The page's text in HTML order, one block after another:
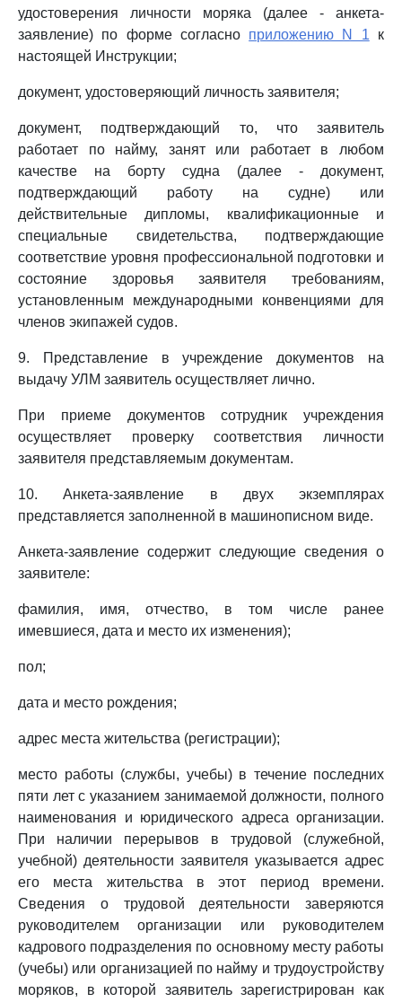
удостоверения личности моряка (далее - анкета-
заявление) по форме согласно приложению N 1 к
настоящей Инструкции;
документ, удостоверяющий личность заявителя;
документ, подтверждающий то, что заявитель
работает по найму, занят или работает в любом
качестве на борту судна (далее - документ,
подтверждающий работу на судне) или
действительные дипломы, квалификационные и
специальные свидетельства, подтверждающие
соответствие уровня профессиональной подготовки и
состояние здоровья заявителя требованиям,
установленным международными конвенциями для
членов экипажей судов.
9. Представление в учреждение документов на
выдачу УЛМ заявитель осуществляет лично.
При приеме документов сотрудник учреждения
осуществляет проверку соответствия личности
заявителя представляемым документам.
10. Анкета-заявление в двух экземплярах
представляется заполненной в машинописном виде.
Анкета-заявление содержит следующие сведения о
заявителе:
фамилия, имя, отчество, в том числе ранее
имевшиеся, дата и место их изменения);
пол;
дата и место рождения;
адрес места жительства (регистрации);
место работы (службы, учебы) в течение последних
пяти лет с указанием занимаемой должности, полного
наименования и юридического адреса организации.
При наличии перерывов в трудовой (служебной,
учебной) деятельности заявителя указывается адрес
его места жительства в этот период времени.
Сведения о трудовой деятельности заверяются
руководителем организации или руководителем
кадрового подразделения по основному месту работы
(учебы) или организацией по найму и трудоустройству
моряков, в которой заявитель зарегистрирован как